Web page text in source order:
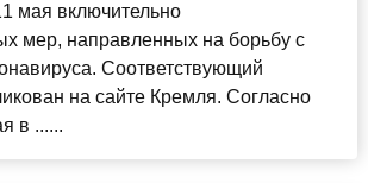
мая включительно
мер, направленных на борьбу с
Соответствующий
на сайте Кремля. Согласно
в ......